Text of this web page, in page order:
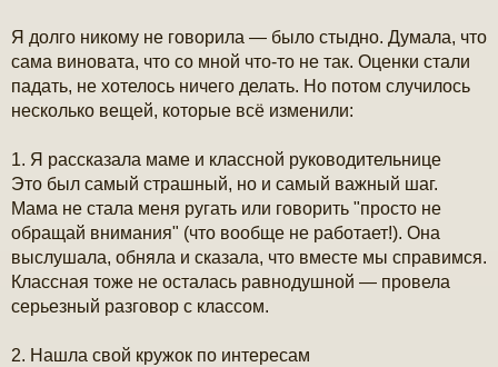
Я долго никому не говорила — было стыдно. Думала, что
сама виновата, что со мной что-то не так. Оценки стали
падать, не хотелось ничего делать. Но потом случилось
несколько вещей, которые всё изменили:
1. Я рассказала маме и классной руководительнице
Это был самый страшный, но и самый важный шаг.
Мама не стала меня ругать или говорить "просто не
обращай внимания" (что вообще не работает!). Она
выслушала, обняла и сказала, что вместе мы справимся.
Классная тоже не осталась равнодушной — провела
серьезный разговор с классом.
2. Нашла свой кружок по интересам